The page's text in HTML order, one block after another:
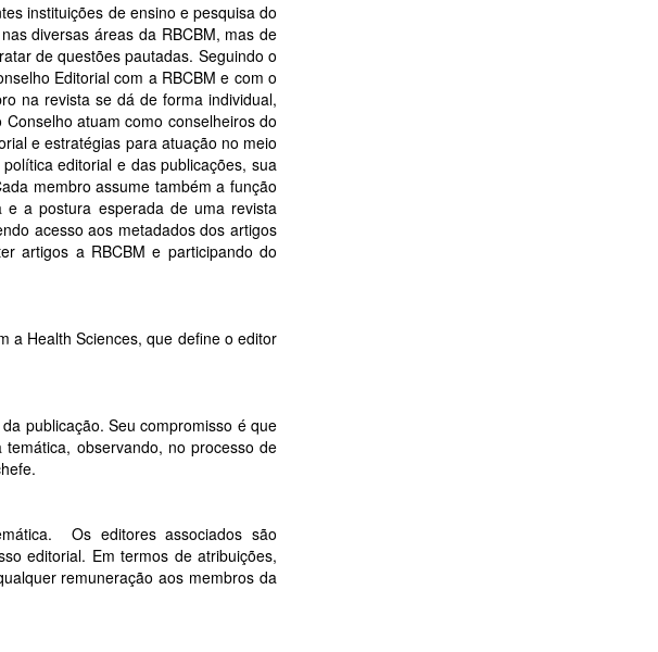
instituições de ensino e pesquisa do
diversas áreas da RBCBM, mas de
de questões pautadas. Seguindo o
Editorial com a RBCBM e com o
na revista se dá de forma individual,
atuam como conselheiros do
e estratégias para atuação no meio
editorial e das publicações, sua
membro assume também a função
e a postura esperada de uma revista
acesso aos metadados dos artigos
artigos a RBCBM e participando do
a Health Sciences, que define o editor
publicação. Seu compromisso é que
observando, no processo de
Os editores associados são
editorial. Em termos de atribuições,
remuneração aos membros da